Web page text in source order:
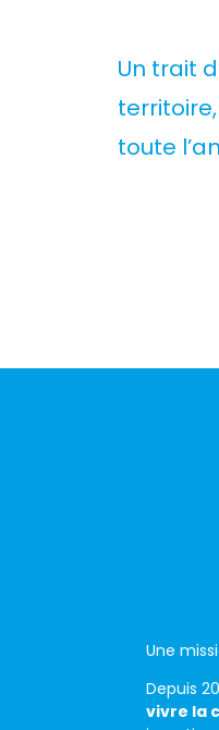
Un trait
territoire,
toute
Une
Depuis
vivre la